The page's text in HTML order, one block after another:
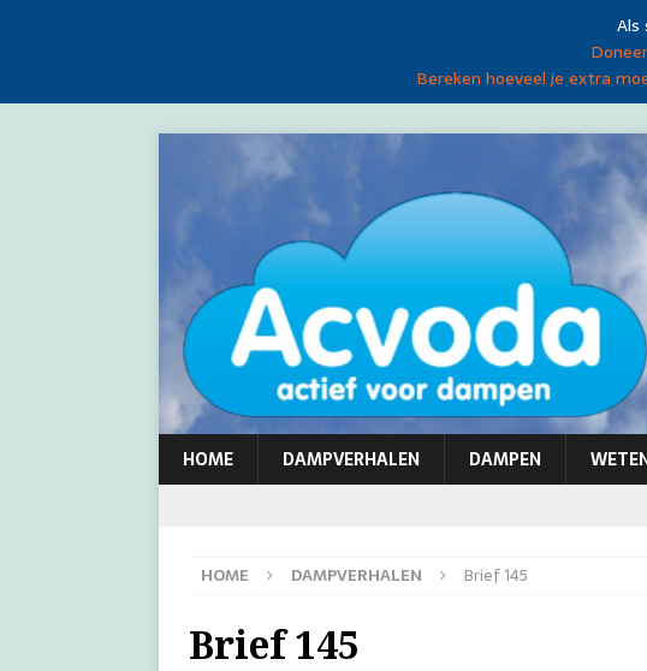
Als
Doneer
Bereken hoeveel je extra
HOME DAMPVERHALEN DAMPEN
HOME DAMPVERHALEN Brief 145
Brief 145